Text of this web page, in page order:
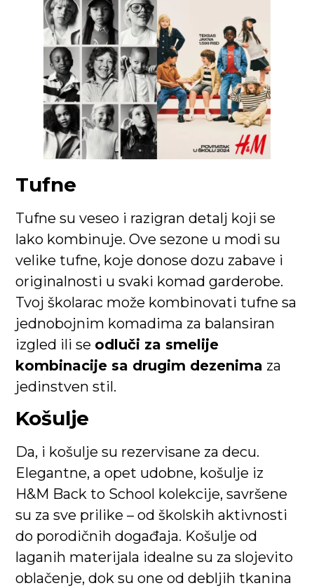
Tufne
Tufne su veseo i razigran detalj koji se
lako kombinuje. Ove sezone u modi su
velike tufne, koje donose dozu zabave i
originalnosti u svaki komad garderobe.
Tvoj školarac može kombinovati tufne sa
jednobojnim komadima za balansiran
izgled ili se odluči za smelije
kombinacije sa drugim dezenima za
jedinstven stil.
Košulje
Da, i košulje su rezervisane za decu.
Elegantne, a opet udobne, košulje iz
H&M Back to School kolekcije, savršene
su za sve prilike – od školskih aktivnosti
do porodičnih događaja. Košulje od
laganih materijala idealne su za slojevito
oblačenje, dok su one od debljih tkanina